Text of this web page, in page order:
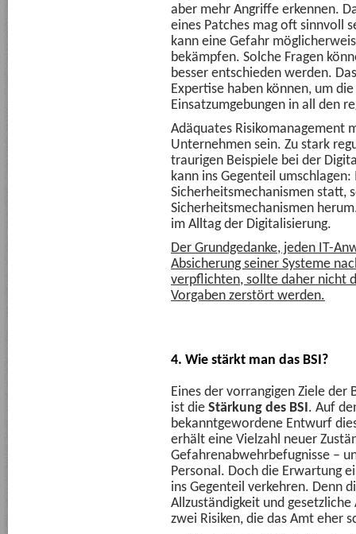
aber mehr Angriffe erkennen.
eines Patches mag oft sinnvoll
kann eine Gefahr
bekämpfen. Solche Fragen
besser entschieden werden.
Expertise haben können, um
Einsatzumgebungen in all den
Adäquates Risikomanagement
Unternehmen sein. Zu stark
traurigen Beispiele bei der
kann ins Gegenteil
Sicherheitsmechanismen statt,
Sicherheitsmechanismen
im Alltag der Digitalisierung.
Der Grundgedanke, jeden IT-
Absicherung seiner Systeme
verpflichten, sollte daher nicht
Vorgaben zerstört werden.
4. Wie stärkt man das BSI?
Eines der vorrangigen Ziele der
ist die Stärkung des BSI . Auf
bekanntgewordene Entwurf
erhält eine Vielzahl neuer
Gefahrenabwehrbefugnisse –
Personal. Doch die Erwartung
ins Gegenteil verkehren. Denn
Allzuständigkeit und
zwei Risiken, die das Amt eher